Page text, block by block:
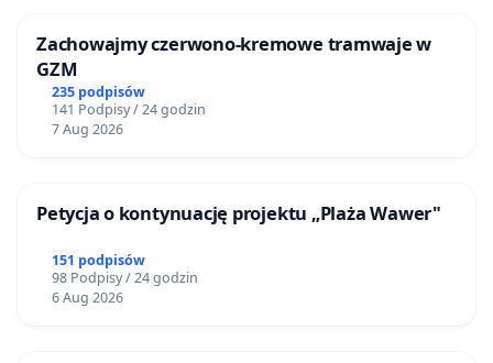
Zachowajmy czerwono-kremowe tramwaje w
GZM
235 podpisów
141 Podpisy / 24 godzin
7 Aug 2026
Petycja o kontynuację projektu „Plaża Wawer"
151 podpisów
98 Podpisy / 24 godzin
6 Aug 2026